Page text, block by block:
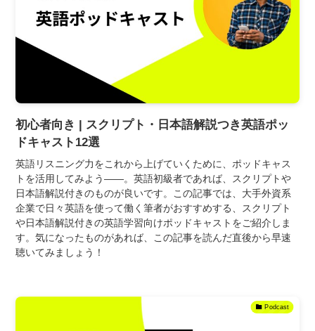
初心者向き | スクリプト・日本語解説つき英語ポッ
ドキャスト12選
英語リスニング力をこれから上げていくために、ポッドキャス
トを活用してみよう――。英語初級者であれば、スクリプトや
日本語解説付きのものが良いです。この記事では、大手外資系
企業で日々英語を使って働く筆者がおすすめする、スクリプト
や日本語解説付きの英語学習向けポッドキャストをご紹介しま
す。気になったものがあれば、この記事を読んだ直後から早速
聴いてみましょう！
Podcast